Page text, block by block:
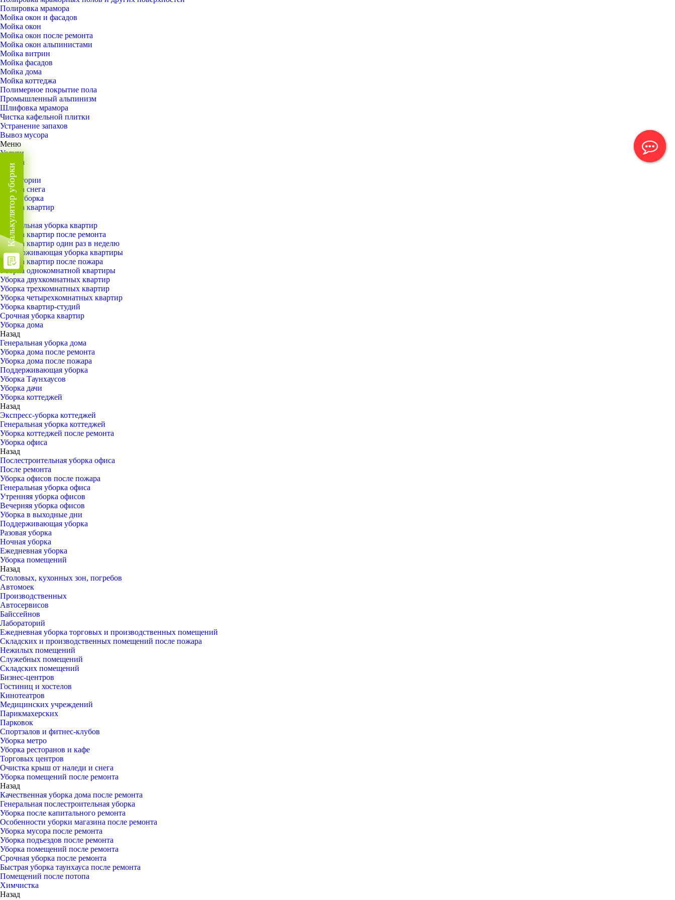
Полировка мрамора
Мойка окон и фасадов
Мойка окон
Мойка окон после ремонта
Мойка окон альпинистами
Мойка витрин
Мойка фасадов
Мойка дома
Мойка коттеджа
Полимерное покрытие пола
Промышленный альпинизм
Шлифовка мрамора
Чистка кафельной плитки
Устранение запахов
Вывоз мусора
Меню
Услуги
Уборка
Назад
Территории
Уборка снега
ВИП-уборка
Уборка квартир
Назад
Генеральная уборка квартир
Уборка квартир после ремонта
Уборка квартир один раз в неделю
Поддерживающая уборка квартиры
Уборка квартир после пожара
Уборка однокомнатной квартиры
Уборка двухкомнатных квартир
Уборка трехкомнатных квартир
Уборка четырехкомнатных квартир
Уборка квартир-студий
Срочная уборка квартир
Уборка дома
Назад
Генеральная уборка дома
Уборка дома после ремонта
Уборка дома после пожара
Поддерживающая уборка
Уборка Таунхаусов
Уборка дачи
Уборка коттеджей
Назад
Экспресс-уборка коттеджей
Генеральная уборка коттеджей
Уборка коттеджей после ремонта
Уборка офиса
Назад
Послестроительная уборка офиса
После ремонта
Уборка офисов после пожара
Генеральная уборка офиса
Утренняя уборка офисов
Вечерняя уборка офисов
Уборка в выходные дни
Поддерживающая уборка
Разовая уборка
Ночная уборка
Ежедневная уборка
Уборка помещений
Назад
Столовых, кухонных зон, погребов
Автомоек
Производственных
Автосервисов
Байссейнов
Лабораторий
Ежедневная уборка торговых и производственных помещений
Складских и производственных помещений после пожара
Нежилых помещений
Служебных помещений
Складских помещений
Бизнес-центров
Гостиниц и хостелов
Кинотеатров
Медицинских учреждений
Парикмахерских
Парковок
Спортзалов и фитнес-клубов
Уборка метро
Уборка ресторанов и кафе
Торговых центров
Очистка крыш от наледи и снега
Уборка помещений после ремонта
Назад
Качественная уборка дома после ремонта
Генеральная послестроительная уборка
Уборка после капитального ремонта
Особенности уборки магазина после ремонта
Уборка мусора после ремонта
Уборка подъездов после ремонта
Уборка помещений после ремонта
Срочная уборка после ремонта
Быстрая уборка таунхауса после ремонта
Помещений после потопа
Химчистка
Назад
Калькулятор уборки